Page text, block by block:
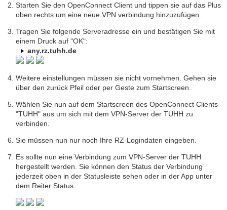
Starten Sie den OpenConnect Client und tippen sie auf das Plus
oben rechts um eine neue VPN verbindung hinzuzufügen.
Tragen Sie folgende Serveradresse ein und bestätigen Sie mit
einem Druck auf "OK":
any.rz.tuhh.de
Weitere einstellungen müssen sie nicht vornehmen. Gehen sie
über den zurück Pfeil oder per Geste zum Startscreen.
Wählen Sie nun auf dem Startscreen des OpenConnect Clients
"TUHH" aus um sich mit dem VPN-Server der TUHH zu
verbinden.
Sie müssen nun nur noch Ihre RZ-Logindaten eingeben.
Es sollte nun eine Verbindung zum VPN-Server der TUHH
hergestellt werden. Sie können den Status der Verbindung
jederzeit oben in der Statusleiste sehen oder in der App unter
dem Reiter Status.